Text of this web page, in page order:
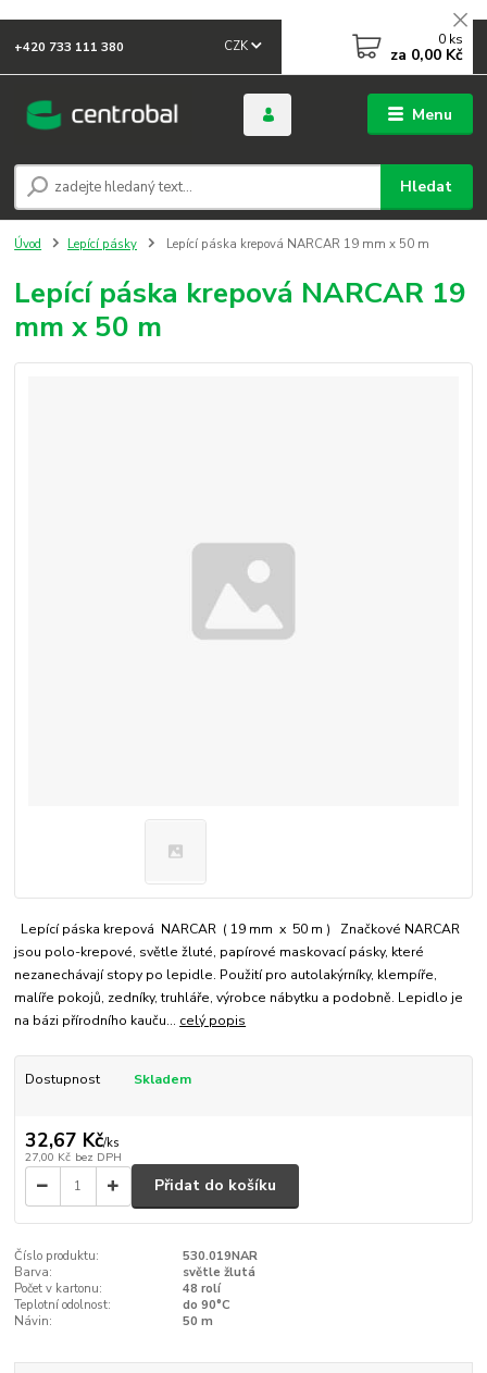
Menu
CZK
Hledat
+420 733 111 380 0 ks
za 0,00 Kč
Úvod Lepící pásky Lepící páska krepová NARCAR 19 mm x 50 m
Lepící páska krepová NARCAR 19
mm x 50 m
Lepící páska krepová NARCAR ( 19 mm x 50 m ) Značkové NARCAR
jsou polo-krepové, světle žluté, papírové maskovací pásky, které
nezanechávají stopy po lepidle. Použití pro autolakýrníky, klempíře,
malíře pokojů, zedníky, truhláře, výrobce nábytku a podobně. Lepidlo je
na bázi přírodního kauču... celý popis
Dostupnost Skladem
32,67 Kč/ks
27,00 Kč bez DPH
Přidat do košíku
Číslo produktu:
530.019NAR
Barva:
světle žlutá
Počet v kartonu:
48 rolí
Teplotní odolnost:
do 90°C
Návin:
50 m